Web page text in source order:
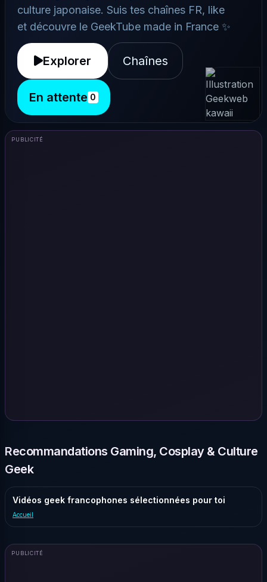
culture japonaise. Suis tes chaînes FR, like
et découvre le GeekTube made in France ✨
Explorer Chaînes
En attente 0
PUBLICITÉ
Recommandations Gaming, Cosplay & Culture
Geek
Vidéos geek francophones sélectionnées pour toi
Accueil
PUBLICITÉ